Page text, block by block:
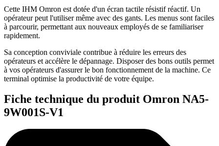
Cette IHM Omron est dotée d'un écran tactile résistif réactif. Un
opérateur peut l'utiliser même avec des gants. Les menus sont faciles
à parcourir, permettant aux nouveaux employés de se familiariser
rapidement.
Sa conception conviviale contribue à réduire les erreurs des
opérateurs et accélère le dépannage. Disposer des bons outils permet
à vos opérateurs d'assurer le bon fonctionnement de la machine. Ce
terminal optimise la productivité de votre équipe.
Fiche technique du produit Omron NA5-
9W001S-V1